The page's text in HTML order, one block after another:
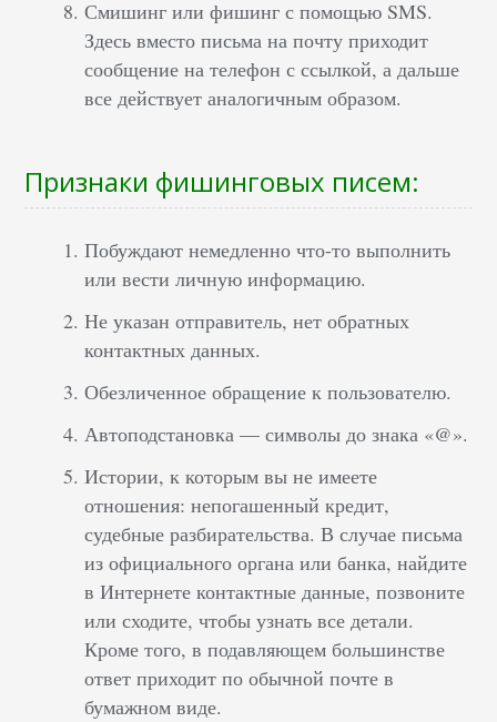
Смишинг или фишинг с помощью SMS.
Здесь вместо письма на почту приходит
сообщение на телефон с ссылкой, а дальше
все действует аналогичным образом.
Признаки фишинговых писем:
Побуждают немедленно что-то выполнить
или вести личную информацию.
Не указан отправитель, нет обратных
контактных данных.
Обезличенное обращение к пользователю.
Автоподстановка — символы до знака «@».
Истории, к которым вы не имеете
отношения: непогашенный кредит,
судебные разбирательства. В случае письма
из официального органа или банка, найдите
в Интернете контактные данные, позвоните
или сходите, чтобы узнать все детали.
Кроме того, в подавляющем большинстве
ответ приходит по обычной почте в
бумажном виде.